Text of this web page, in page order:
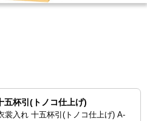
五杯引(トノコ仕上げ)
裳入れ 十五杯引(トノコ仕上げ) A-